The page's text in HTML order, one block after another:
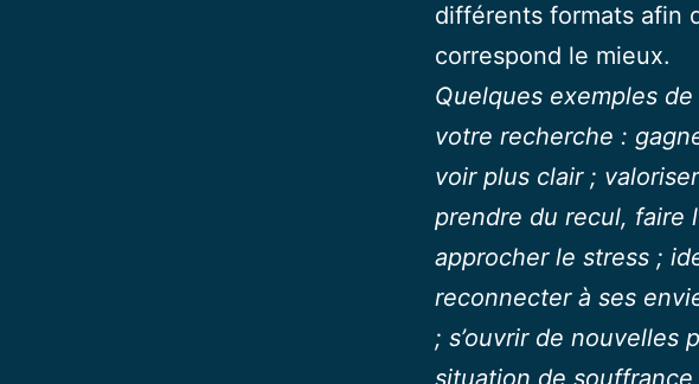
différents formats afin
correspond le mieux.
Quelques exemples
votre recherche :
voir plus clair ;
prendre du recul, faire
approcher le stress ;
reconnecter à ses
; s’ouvrir de nouvelles